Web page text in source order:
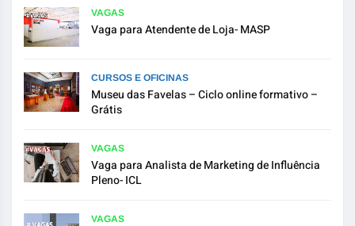
VAGAS
Vaga para Atendente de Loja- MASP
CURSOS E OFICINAS
Museu das Favelas – Ciclo online formativo –
Grátis
VAGAS
Vaga para Analista de Marketing de Influência
Pleno- ICL
VAGAS